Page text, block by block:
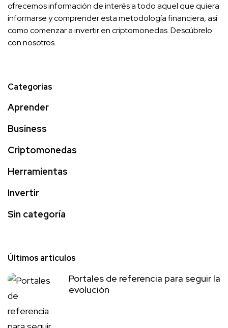
ofrecemos información de interés a todo aquel que quiera
informarse y comprender esta metodología financiera, así
como comenzar a invertir en criptomonedas. Descúbrelo
con nosotros.
Categorías
Aprender
Business
Criptomonedas
Herramientas
Invertir
Sin categoría
Últimos artículos
Portales de referencia para seguir la
evolución